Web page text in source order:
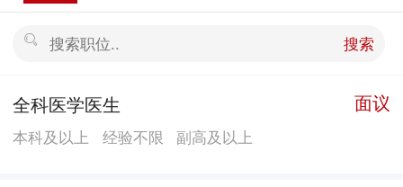
儿、中医、骨、针灸理疗、口腔、五官、皮肤、肛肠、
诊量达93万人次。 目前开放病床216张，分为内科、外
科、产科、妇科、儿科、新生儿科六个病区。病房全部
搜索
全科医学医生 面议
本科及以上 经验不限 副高及以上